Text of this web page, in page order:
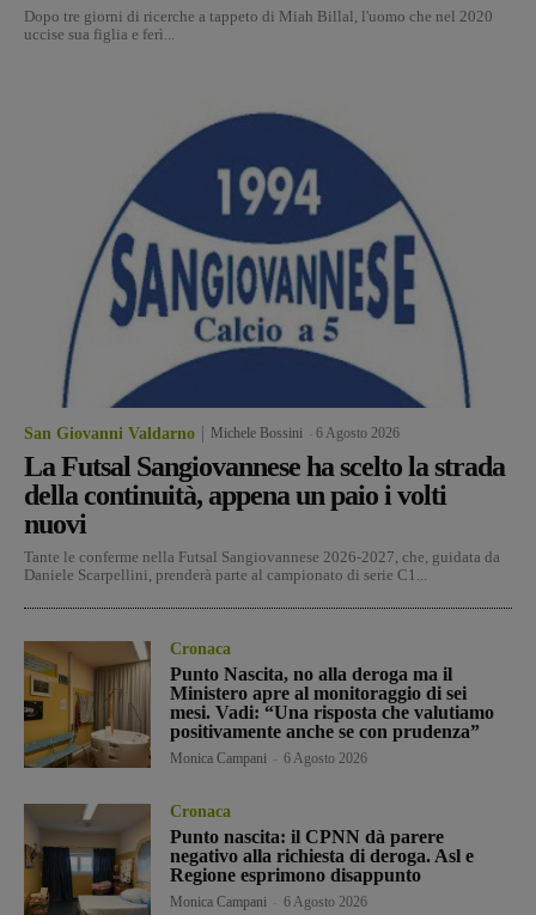
Dopo tre giorni di ricerche a tappeto di Miah Billal, l'uomo che nel 2020
uccise sua figlia e ferì...
San Giovanni Valdarno Michele Bossini 6 Agosto 2026
La Futsal Sangiovannese ha scelto la strada
della continuità, appena un paio i volti
nuovi
Tante le conferme nella Futsal Sangiovannese 2026-2027, che, guidata da
Daniele Scarpellini, prenderà parte al campionato di serie C1...
Cronaca
Punto Nascita, no alla deroga ma il
Ministero apre al monitoraggio di sei
mesi. Vadi: “Una risposta che valutiamo
positivamente anche se con prudenza”
Monica Campani 6 Agosto 2026
Cronaca
Punto nascita: il CPNN dà parere
negativo alla richiesta di deroga. Asl e
Regione esprimono disappunto
Monica Campani 6 Agosto 2026